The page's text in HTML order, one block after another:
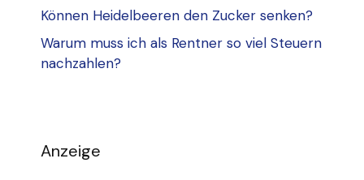
Können Heidelbeeren den Zucker senken?
Warum muss ich als Rentner so viel Steuern
nachzahlen?
Anzeige